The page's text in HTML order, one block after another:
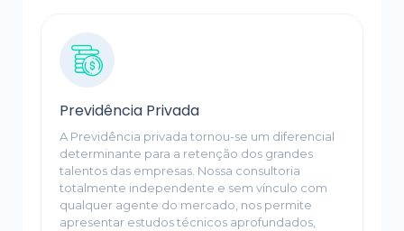
Previdência Privada
A Previdência privada tornou-se um diferencial
determinante para a retenção dos grandes
talentos das empresas. Nossa consultoria
totalmente independente e sem vínculo com
qualquer agente do mercado, nos permite
apresentar estudos técnicos aprofundados,